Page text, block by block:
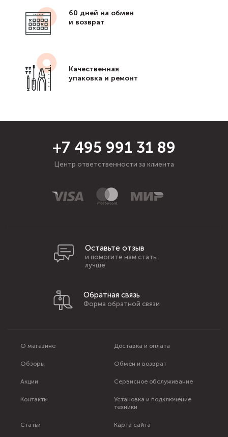
60 дней на обмен
и возврат
Качественная
упаковка и ремонт
+7 495 991 31 89
Центр ответственности за клиента
О магазине Доставка и оплата
Обзоры Обмен и возврат
Акции Сервисное обслуживание
Контакты
Установка и подключение
техники
Статьи Карта сайта
Оставьте отзыв
и помогите нам стать
лучше
Обратная связь
Форма обратной связи